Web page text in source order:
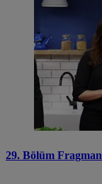
29. Bölüm Fragman